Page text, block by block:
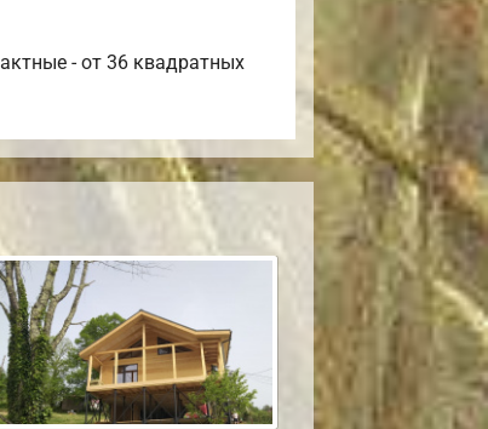
- от 36 квадратных